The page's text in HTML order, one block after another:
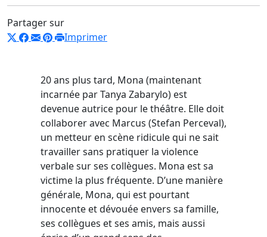
Partager sur
Imprimer
20 ans plus tard, Mona (maintenant
incarnée par Tanya Zabarylo) est
devenue autrice pour le théâtre. Elle doit
collaborer avec Marcus (Stefan Perceval),
un metteur en scène ridicule qui ne sait
travailler sans pratiquer la violence
verbale sur ses collègues. Mona est sa
victime la plus fréquente. D’une manière
générale, Mona, qui est pourtant
innocente et dévouée envers sa famille,
ses collègues et ses amis, mais aussi